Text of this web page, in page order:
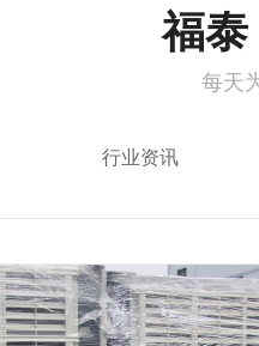
福泰
每天
行业资讯